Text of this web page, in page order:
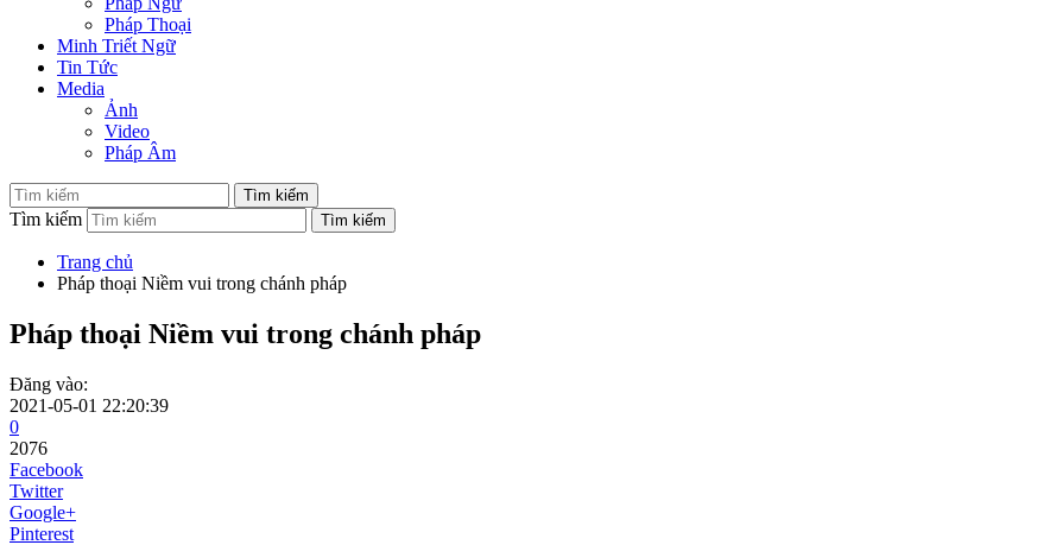
Pháp Thoại
Minh Triết Ngữ
Tin Tức
Media
Ảnh
Video
Pháp Âm
Tìm kiếm
Trang chủ
Pháp thoại Niềm vui trong chánh pháp
Pháp thoại Niềm vui trong chánh pháp
Đăng vào:
2021-05-01 22:20:39
0
2076
Facebook
Twitter
Google+
Pinterest